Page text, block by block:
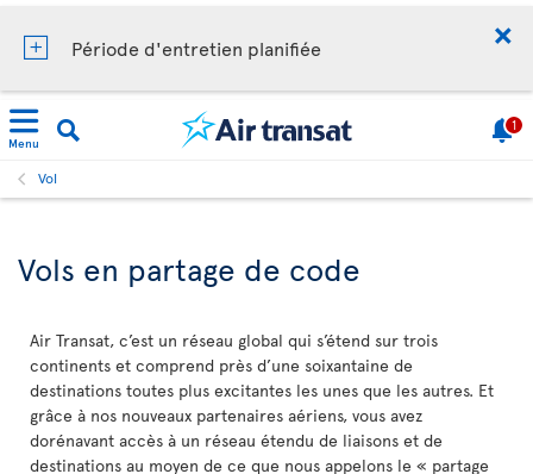
Période d'entretien planifiée
Menu
1
Vol
Vols en partage de code
Air Transat, c’est un réseau global qui s’étend sur trois
continents et comprend près d’une soixantaine de
destinations toutes plus excitantes les unes que les autres. Et
grâce à nos nouveaux partenaires aériens, vous avez
dorénavant accès à un réseau étendu de liaisons et de
destinations au moyen de ce que nous appelons le « partage